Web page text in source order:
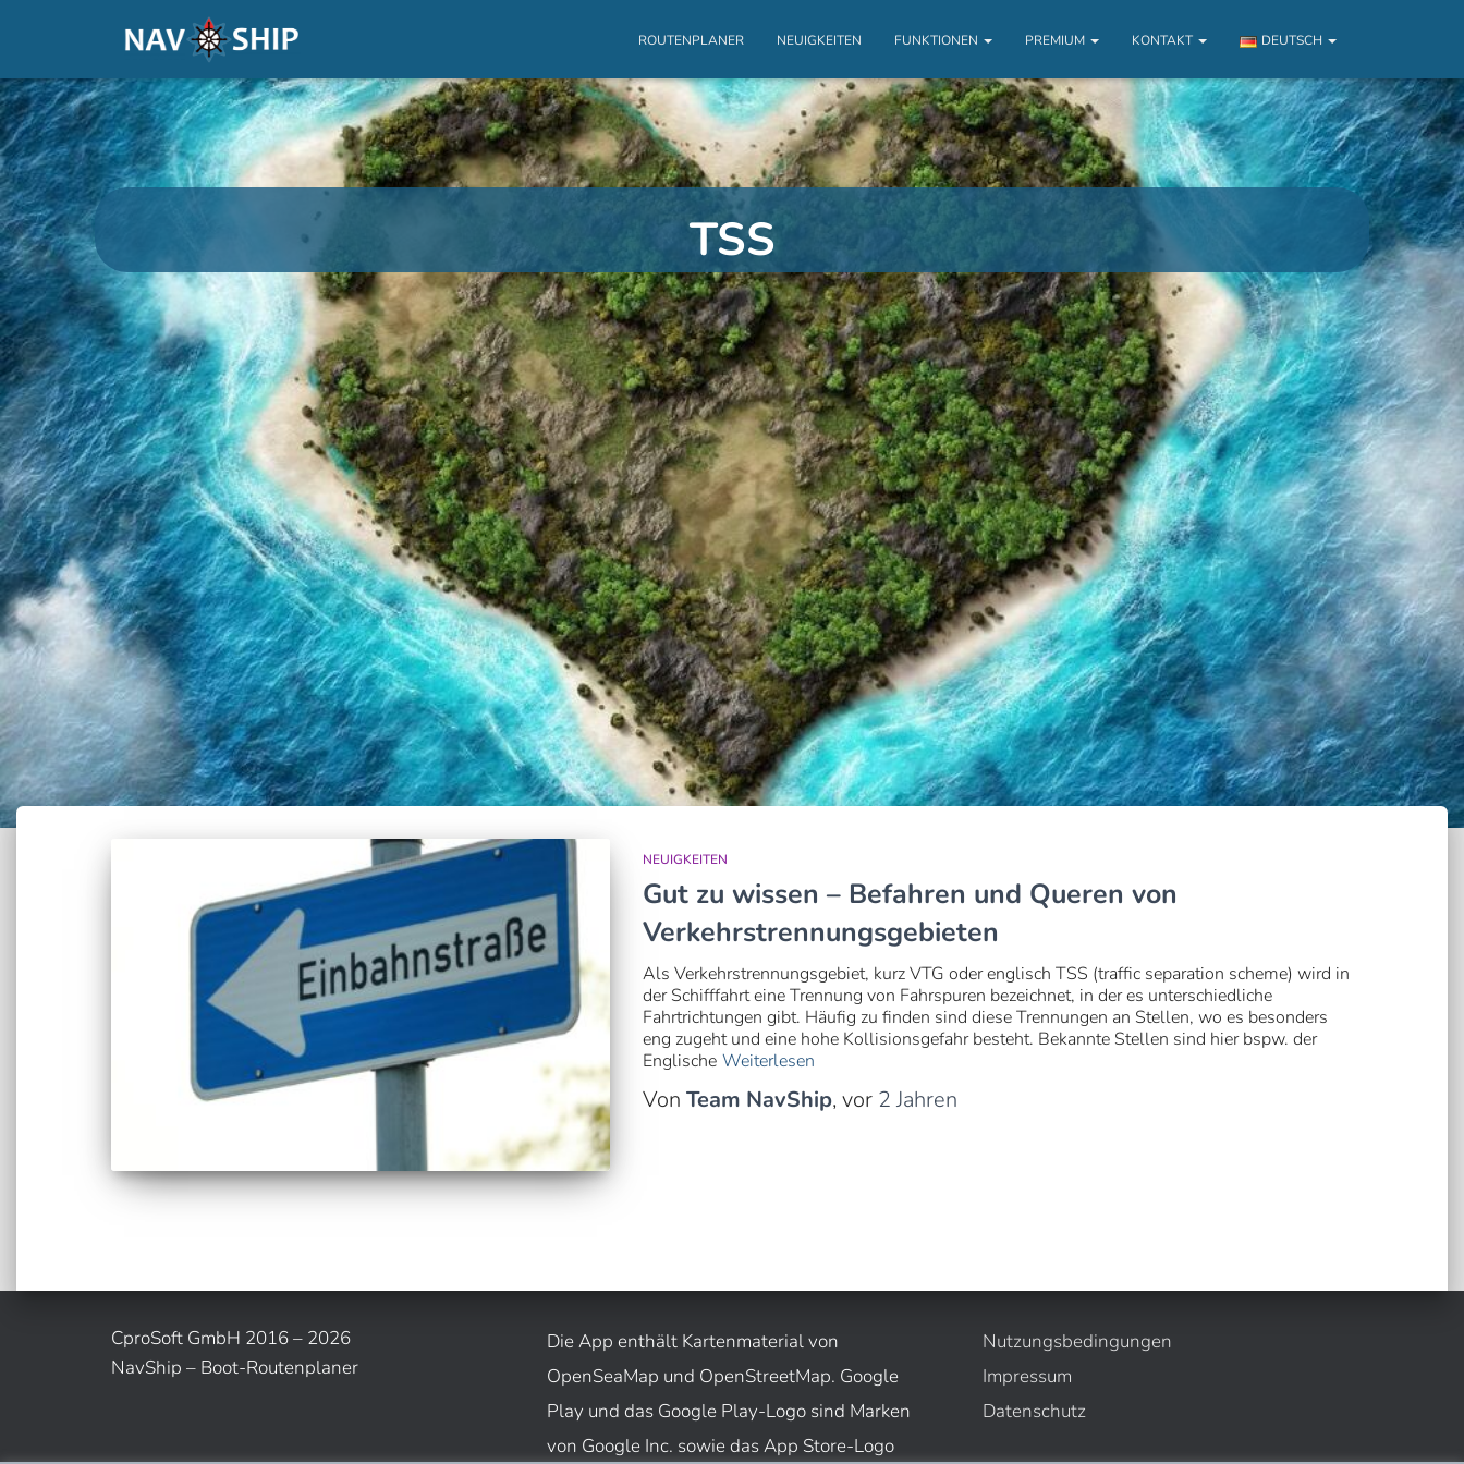
ROUTENPLANER NEUIGKEITEN FUNKTIONEN PREMIUM KONTAKT DEUTSCH
TSS
NEUIGKEITEN
Gut zu wissen – Befahren und Queren von
Verkehrstrennungsgebieten
Als Verkehrstrennungsgebiet, kurz VTG oder englisch TSS (traffic separation scheme) wird in
der Schifffahrt eine Trennung von Fahrspuren bezeichnet, in der es unterschiedliche
Fahrtrichtungen gibt. Häufig zu finden sind diese Trennungen an Stellen, wo es besonders
eng zugeht und eine hohe Kollisionsgefahr besteht. Bekannte Stellen sind hier bspw. der
Englische Weiterlesen
Von Team NavShip, vor 2 Jahren
CproSoft GmbH 2016 – 2026
NavShip – Boot-Routenplaner
Die App enthält Kartenmaterial von
OpenSeaMap und OpenStreetMap. Google
Play und das Google Play-Logo sind Marken
von Google Inc. sowie das App Store-Logo
Nutzungsbedingungen
Impressum
Datenschutz